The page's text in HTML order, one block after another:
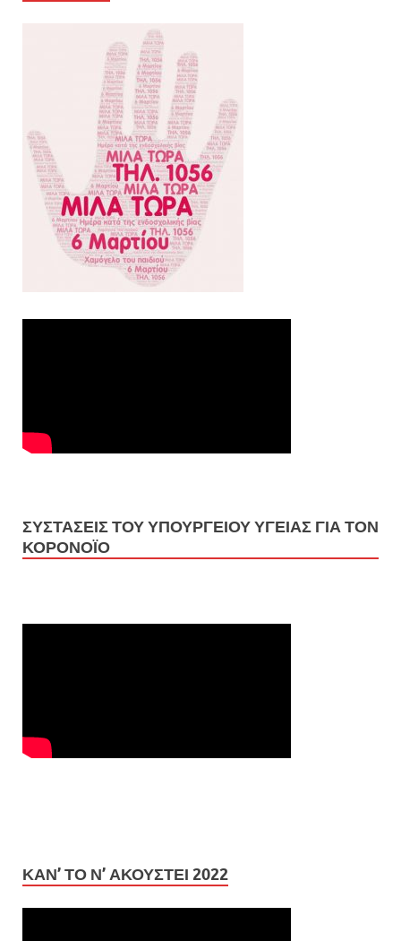
ΣΥΣΤΑΣΕΙΣ ΤΟΥ ΥΠΟΥΡΓΕΙΟΥ ΥΓΕΙΑΣ ΓΙΑ ΤΟΝ
ΚΟΡΟΝΟΪΟ
ΚΆΝ’ ΤΟ Ν’ ΑΚΟΥΣΤΕΊ 2022